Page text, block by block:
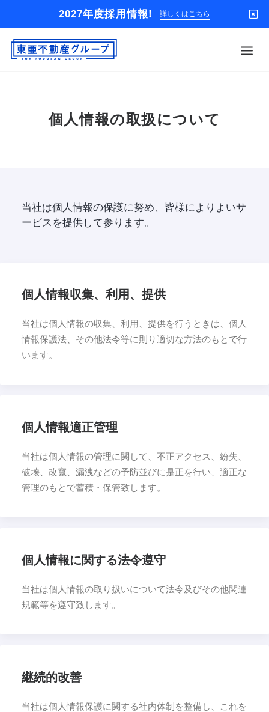
2027年度採用情報! 詳しくはこちら
解約のお申込み
企業情報
お気に入り
個人情報の取扱について
当社は個人情報の保護に努め、皆様によりよいサ
ービスを提供して参ります。
個人情報収集、利用、提供
当社は個人情報の収集、利用、提供を行うときは、個人
情報保護法、その他法令等に則り適切な方法のもとで行
います。
個人情報適正管理
当社は個人情報の管理に関して、不正アクセス、紛失、
破壊、改竄、漏洩などの予防並びに是正を行い、適正な
管理のもとで蓄積・保管致します。
個人情報に関する法令遵守
当社は個人情報の取り扱いについて法令及びその他関連
規範等を遵守致します。
継続的改善
当社は個人情報保護に関する社内体制を整備し、これを